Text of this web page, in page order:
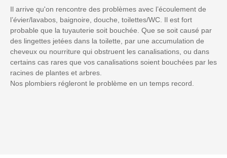
Il arrive qu'on rencontre des problèmes avec l’écoulement de
l’évier/lavabos, baignoire, douche, toilettes/WC. Il est fort
probable que la tuyauterie soit bouchée. Que se soit causé par
des lingettes jetées dans la toilette, par une accumulation de
cheveux ou nourriture qui obstruent les canalisations, ou dans
certains cas rares que vos canalisations soient bouchées par les
racines de plantes et arbres.
Nos plombiers régleront le problème en un temps record.